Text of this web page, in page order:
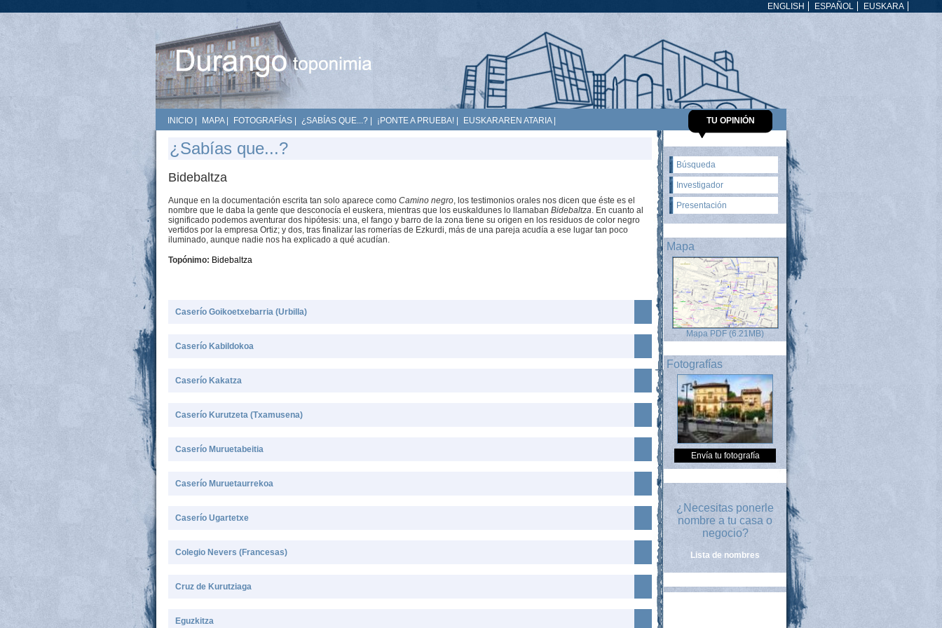
EUSKARA
ESPAÑOL
ENGLISH
INICIO MAPA| FOTOGRAFÍAS ¿SABÍAS QUE...? ¡PONTE A PRUEBA! EUSKARAREN ATARIA| TU OPINIÓN
¿Sabías que...?
Bidebaltza
Aunque en la documentación escrita tan solo aparece como Camino negro, los testimonios orales nos dicen que éste es el
nombre que le daba la gente que desconocía el euskera, mientras que los euskaldunes lo llamaban Bidebaltza. En cuanto al
significado podemos aventurar dos hipótesis: una, el fango y barro de la zona tiene su origen en los residuos de color negro
vertidos por la empresa Ortiz; y dos, tras finalizar las romerías de Ezkurdi, más de una pareja acudía a ese lugar tan poco
iluminado, aunque nadie nos ha explicado a qué acudían.
Topónimo: Bidebaltza
Caserío Goikoetxebarria (Urbilla)
Caserío Kabildokoa
Caserío Kakatza
Caserío Kurutzeta (Txamusena)
Caserío Muruetabeitia
Caserío Muruetaurrekoa
Caserío Ugartetxe
Colegio Nevers (Francesas)
Cruz de Kurutziaga
Eguzkitza
Búsqueda
Investigador
Presentación
Mapa
Mapa PDF (6.21MB)
Fotografías
Envía tu fotografía
¿Necesitas ponerle
nombre a tu casa o
negocio?
Lista de nombres